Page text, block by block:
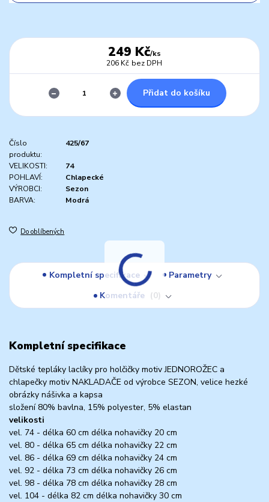
249 Kč/ks
206 Kč bez DPH
Přidat do košíku
Číslo
produktu:
425/67
VELIKOSTI:
74
POHLAVÍ:
Chlapecké
VÝROBCI:
Sezon
BARVA:
Modrá
Do oblíbených
Kompletní specifikace
Parametry
Komentáře
0
Kompletní specifikace
Dětské tepláky laclíky pro holčičky motiv JEDNOROŽEC a
chlapečky motiv NAKLADAČE od výrobce SEZON, velice hezké
obrázky nášivka a kapsa
složení 80% bavlna, 15% polyester, 5% elastan
velikosti
vel. 74 - délka 60 cm délka nohavičky 20 cm
vel. 80 - délka 65 cm délka nohavičky 22 cm
vel. 86 - délka 69 cm délka nohavičky 24 cm
vel. 92 - délka 73 cm délka nohavičky 26 cm
vel. 98 - délka 78 cm délka nohavičky 28 cm
vel. 104 - délka 82 cm délka nohavičky 30 cm